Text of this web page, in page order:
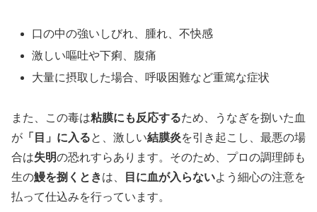
口の中の強いしびれ、腫れ、不快感
激しい嘔吐や下痢、腹痛
大量に摂取した場合、呼吸困難など重篤な症状
また、この毒は粘膜にも反応するため、うなぎを捌いた血
が 「目」に入ると、激しい結膜炎を引き起こし、最悪の場
合は失明の恐れすらあります。そのため、プロの調理師も
生の鰻を捌くときは、 目に血が入らないよう細心の注意を
払って仕込みを行っています。